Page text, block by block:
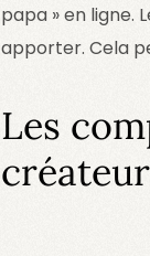
papa » en ligne.
apporter. Cela
Les